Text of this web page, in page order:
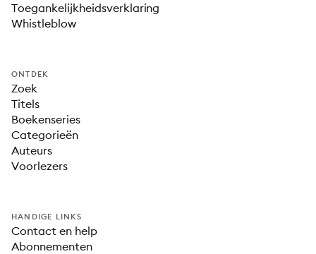
Toegankelijkheidsverklaring
Whistleblow
ONTDEK
Zoek
Titels
Boekenseries
Categorieën
Auteurs
Voorlezers
HANDIGE LINKS
Contact en help
Abonnementen